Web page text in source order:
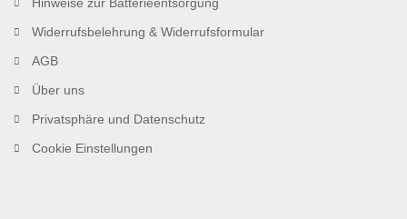
Widerrufsbelehrung & Widerrufsformular
AGB
Über uns
Privatsphäre und Datenschutz
Cookie Einstellungen